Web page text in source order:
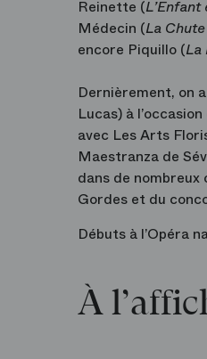
Reinette (
Médecin (La
encore Piquillo (La
Dernièrement, on
Lucas) à
avec Les Arts
Maestranza de
dans de
Gordes et du
Débuts à l’Opéra
À